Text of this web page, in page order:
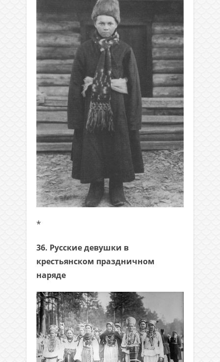
*
36. Русские девушки в
крестьянском праздничном
наряде